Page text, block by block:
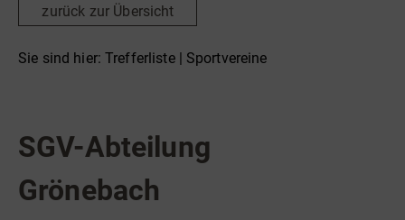
zurück zur Übersicht
Sie sind hier: Trefferliste | Sportvereine
SGV-Abteilung
Grönebach